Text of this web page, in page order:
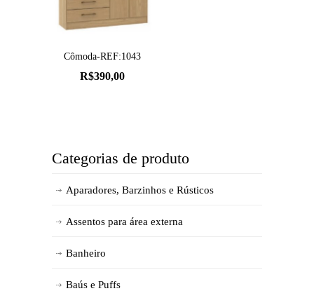
Cômoda-REF:1043
R$390,00
Categorias de produto
Aparadores, Barzinhos e Rústicos
Assentos para área externa
Banheiro
Baús e Puffs